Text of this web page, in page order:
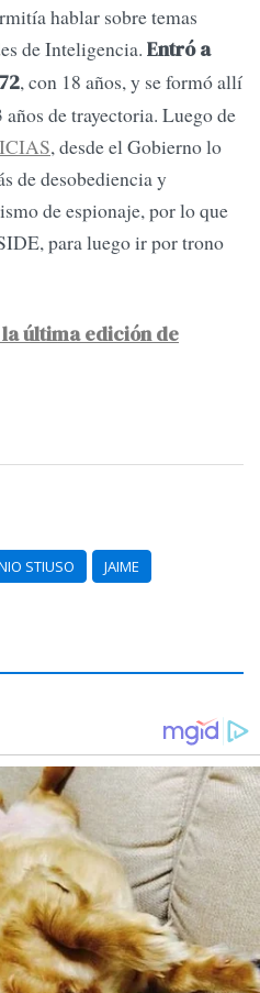
hablar sobre temas
de Inteligencia. Entró a
, con 18 años, y se formó allí
de trayectoria. Luego de
, desde el Gobierno lo
de desobediencia y
de espionaje, por lo que
para luego ir por trono
la última edición de
STIUSO
JAIME